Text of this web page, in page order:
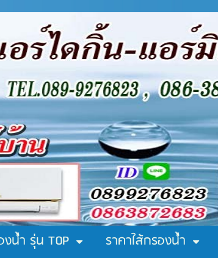
น้ำ รุ่น TOP ราคาใส้กรองน้ำ